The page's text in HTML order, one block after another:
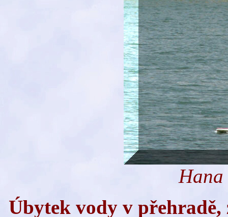
Hana
Úbytek vody v přehradě,